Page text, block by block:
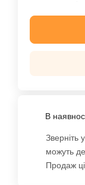
В
Зверніть
можуть
Продаж